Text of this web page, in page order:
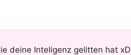
deine Inteligenz gelitten hat xD